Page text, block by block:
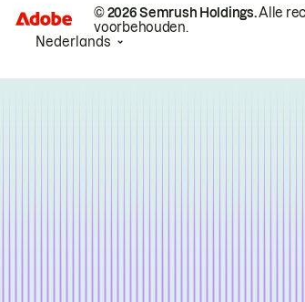
© 2026 Semrush Holdings.Alle
voorbehouden.
Nederlands